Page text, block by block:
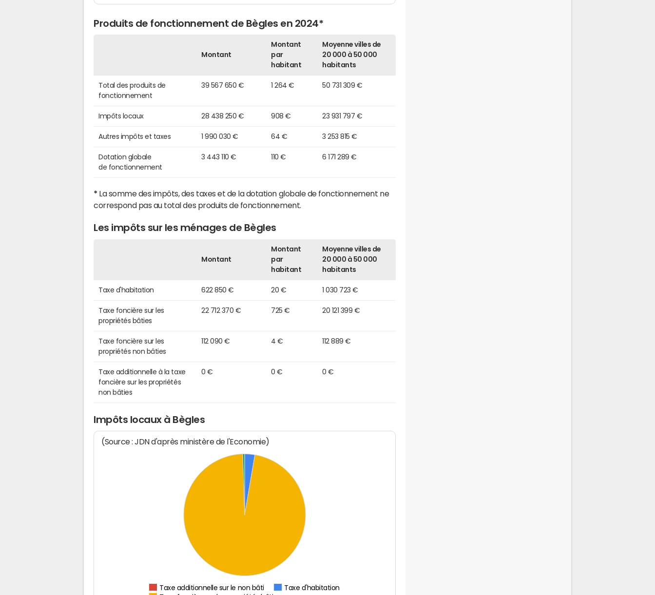
Produits de fonctionnement de Bègles en 2024*
Montant
Montant
par
habitant
Moyenne villes de
20 000 à 50 000
habitants
Total des produits de
fonctionnement
39 567 650 € 1 264 € 50 731 309 €
Impôts locaux 28 438 250 € 908 € 23 931 797 €
Autres impôts et taxes 1 990 030 € 64 € 3 253 815 €
Dotation globale
de fonctionnement
3 443 110 € 110 € 6 171 289 €
* La somme des impôts, des taxes et de la dotation globale de fonctionnement ne
correspond pas au total des produits de fonctionnement.
Les impôts sur les ménages de Bègles
Montant
Montant
par
habitant
Moyenne villes de
20 000 à 50 000
habitants
Taxe d'habitation 622 850 € 20 € 1 030 723 €
Taxe foncière sur les
propriétés bâties
22 712 370 € 725 € 20 121 399 €
Taxe foncière sur les
propriétés non bâties
112 090 € 4 € 112 889 €
Taxe additionnelle à la taxe
foncière sur les propriétés
non bâties
0 € 0 € 0 €
Impôts locaux à Bègles
(Source : JDN d'après ministère de l'Economie)
Taxe additionnelle sur le non bâti Taxe d'habitation